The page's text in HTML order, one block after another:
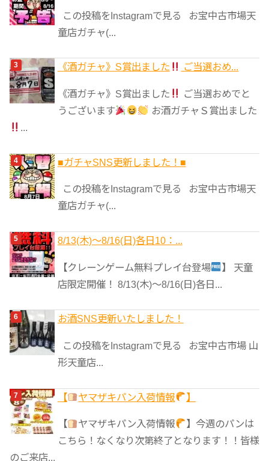
この投稿をInstagramで見る お宝中古市場天
童店ガチャ(...
《酒ガチャ》S賞出ました ご当選おめ...
《酒ガチャ》S賞出ました
ご当選おめでと
うございます
お酒ガチャＳ賞出ました
...
■ガチャSNS更新しました！■
この投稿をInstagramで見る お宝中古市場天
童店ガチャ(...
8/13(木)～8/16(日)各日10：...
【クレーンゲーム無料プレイ台登場
】 天童
店限定開催！ 8/13(木)～8/16(日)各日...
お酒SNS更新いたしました！
この投稿をInstagramで見る お宝中古市場 山
形天童店...
【 ヤマザキパン入荷情報 】
【 ヤマザキパン入荷情報
】今週のパンは
こちら！なくなり次第終了となります！！皆様
のご来店...